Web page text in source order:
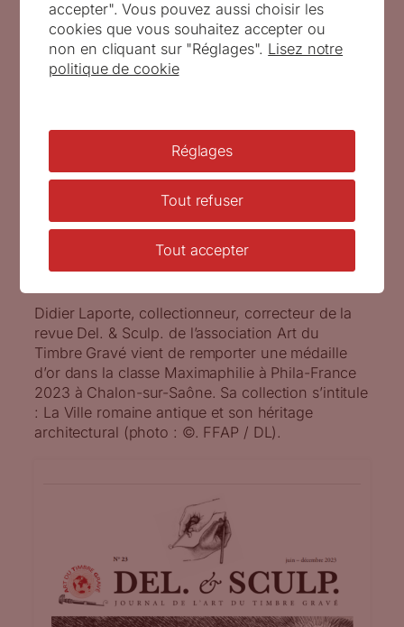
Une médaille d’or en maximaphilie
Pascal Rabier
Didier Laporte, collectionneur, correcteur de la
revue Del. & Sculp. de l’association Art du
Timbre Gravé vient de remporter une médaille
d’or dans la classe Maximaphilie à Phila-France
2023 à Chalon-sur-Saône. Sa collection s’intitule
: La Ville romaine antique et son héritage
architectural (photo : ©. FFAP / DL).
accepter". Vous pouvez aussi choisir les
cookies que vous souhaitez accepter ou
non en cliquant sur "Réglages". Lisez notre
politique de cookie
Réglages
Tout refuser
Tout accepter